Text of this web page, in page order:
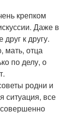
крепком
Даже в
к другу.
мать, отца
по делу, о
родни и
ситуация, все